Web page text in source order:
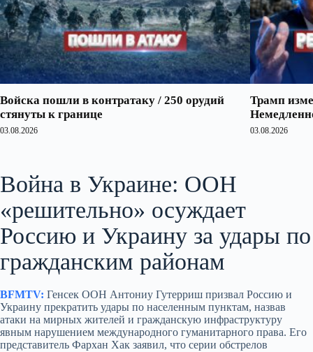
Войска пошли в контратаку / 250 орудий
стянуты к границе
03.08.2026
Трамп
03.08.2026
Война в Украине: ООН
«решительно» осуждает
Россию и Украину за удары по
гражданским районам
BFMTV: Генсек ООН Антониу Гутерриш призвал Россию и
Украину прекратить удары по населенным пунктам, назвав
атаки на мирных жителей и гражданскую инфраструктуру
явным нарушением международного гуманитарного права. Его
представитель Фархан Хак заявил, что серии обстрелов